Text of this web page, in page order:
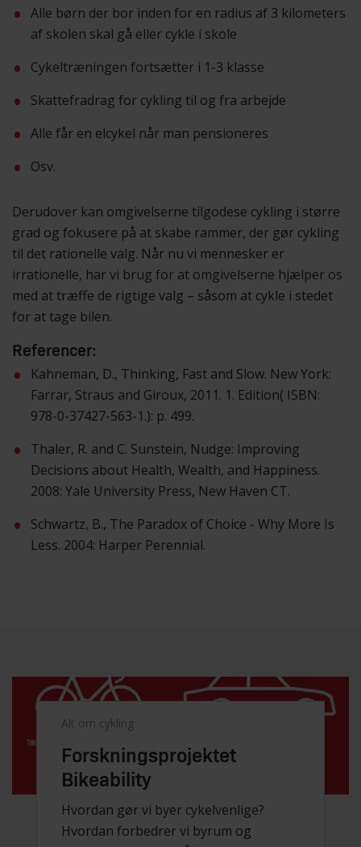
Alle børn der bor inden for en radius af 3 kilometers
af skolen skal gå eller cykle i skole
Cykeltræningen fortsætter i 1-3 klasse
Skattefradrag for cykling til og fra arbejde
Alle får en elcykel når man pensioneres
Osv.
Derudover kan omgivelserne tilgodese cykling i større
grad og fokusere på at skabe rammer, der gør cykling
til det rationelle valg. Når nu vi mennesker er
irrationelle, har vi brug for at omgivelserne hjælper os
med at træffe de rigtige valg – såsom at cykle i stedet
for at tage bilen.
Referencer:
Kahneman, D., Thinking, Fast and Slow. New York:
Farrar, Straus and Giroux, 2011. 1. Edition( ISBN:
978-0-37427-563-1.): p. 499.
Thaler, R. and C. Sunstein, Nudge: Improving
Decisions about Health, Wealth, and Happiness.
2008: Yale University Press, New Haven CT.
Schwartz, B., The Paradox of Choice - Why More Is
Less. 2004: Harper Perennial.
Alt om cykling
Forskningsprojektet
Bikeability
Hvordan gør vi byer cykelvenlige?
Hvordan forbedrer vi byrum og